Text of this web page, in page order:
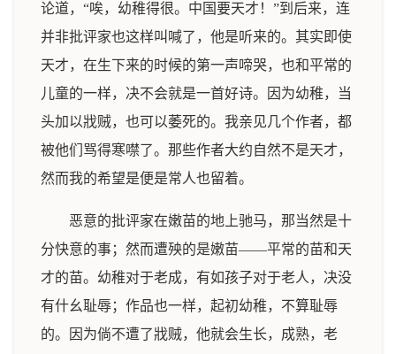
论道，“唉，幼稚得很。中国要天才！”到后来，连
并非批评家也这样叫喊了，他是听来的。其实即使
天才，在生下来的时候的第一声啼哭，也和平常的
儿童的一样，决不会就是一首好诗。因为幼稚，当
头加以戕贼，也可以萎死的。我亲见几个作者，都
被他们骂得寒噤了。那些作者大约自然不是天才，
然而我的希望是便是常人也留着。
恶意的批评家在嫩苗的地上驰马，那当然是十
分快意的事；然而遭殃的是嫩苗——平常的苗和天
才的苗。幼稚对于老成，有如孩子对于老人，决没
有什幺耻辱；作品也一样，起初幼稚，不算耻辱
的。因为倘不遭了戕贼，他就会生长，成熟，老